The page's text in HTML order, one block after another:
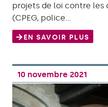
projets de loi contre les
(CPEG, police…
EN SAVOIR PLUS
10 novembre 2021